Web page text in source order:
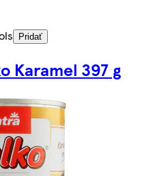
Pridať
Karamel 397 g